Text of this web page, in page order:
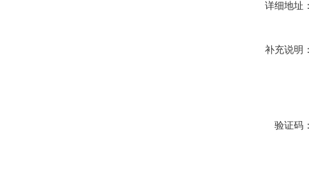
详细地址
补充说明
验证码